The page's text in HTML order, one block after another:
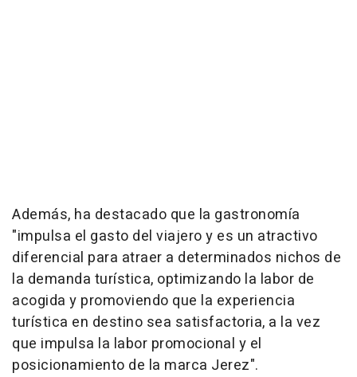
Además, ha destacado que la gastronomía
"impulsa el gasto del viajero y es un atractivo
diferencial para atraer a determinados nichos de
la demanda turística, optimizando la labor de
acogida y promoviendo que la experiencia
turística en destino sea satisfactoria, a la vez
que impulsa la labor promocional y el
posicionamiento de la marca Jerez".